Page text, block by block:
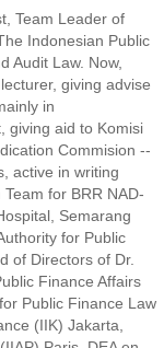
Team Leader of
Indonesian Public
Audit Law. Now,
giving advise
in
giving aid to Komisi
Commision --
active in writing
for BRR NAD-
Semarang
for Public
of Directors of Dr.
Finance Affairs
Public Finance Law
(IIK) Jakarta,